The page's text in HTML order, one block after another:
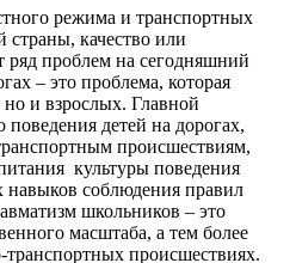
режима и транспортных
страны, качество или
ряд проблем на сегодняшний
– это проблема, которая
но и взрослых. Главной
детей на дорогах,
происшествиям,
культуры поведения
навыков соблюдения правил
школьников – это
масштаба, а тем более
происшествиях.